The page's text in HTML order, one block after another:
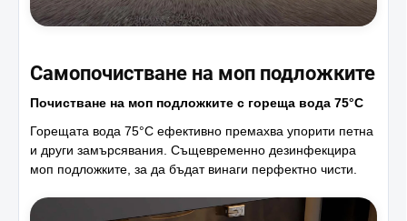
Самопочистване на моп подложките
Почистване на моп подложките с гореща вода 75°C
Горещата вода 75°C ефективно премахва упорити петна
и други замърсявания. Същевременно дезинфекцира
моп подложките, за да бъдат винаги перфектно чисти.